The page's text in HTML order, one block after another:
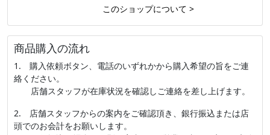
このショップについて >
商品購入の流れ
1. 購入依頼ボタン、電話のいずれかから購入希望の旨をご連
絡ください。
店舗スタッフが在庫状況を確認しご連絡を差し上げます。
2. 店舗スタッフからの案内をご確認頂き、銀行振込または店
頭でのお会計をお願いします。